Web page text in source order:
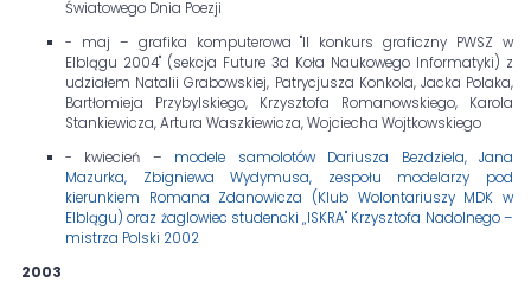
Światowego Dnia Poezji
- maj – grafika komputerowa "II konkurs graficzny PWSZ w
Elblągu 2004" (sekcja Future 3d Koła Naukowego Informatyki) z
udziałem Natalii Grabowskiej, Patrycjusza Konkola, Jacka Polaka,
Bartłomieja Przybylskiego, Krzysztofa Romanowskiego, Karola
Stankiewicza, Artura Waszkiewicza, Wojciecha Wojtkowskiego
- kwiecień – modele samolotów Dariusza Bezdziela, Jana
Mazurka, Zbigniewa Wydymusa, zespołu modelarzy pod
kierunkiem Romana Zdanowicza (Klub Wolontariuszy MDK w
Elblągu) oraz żaglowiec studencki „ISKRA" Krzysztofa Nadolnego –
mistrza Polski 2002
2003